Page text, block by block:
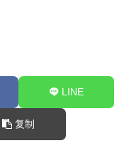
LINE
复制